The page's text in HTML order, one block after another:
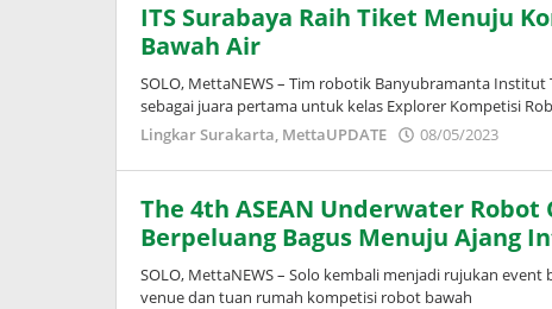
ITS Surabaya Raih Tiket Menuju
Bawah Air
SOLO, MettaNEWS – Tim robotik Banyubramanta
sebagai juara pertama untuk kelas Explorer Kompetisi
Lingkar Surakarta, MettaUPDATE 08/05/2023
The 4th ASEAN Underwater
Berpeluang Bagus Menuju Ajang
SOLO, MettaNEWS – Solo kembali menjadi rujukan
venue dan tuan rumah kompetisi robot bawah